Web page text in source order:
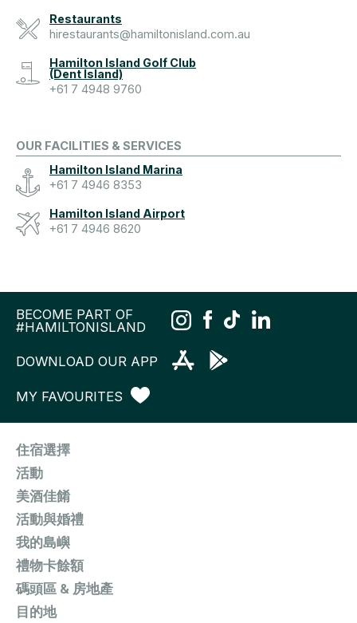
Restaurants
hirestaurants@hamiltonisland.com.au
Hamilton Island Golf Club
(Dent Island)
+61 7 4948 9760
OUR FACILITIES & SERVICES
Hamilton Island Marina
+61 7 4946 8353
Hamilton Island Airport
+61 7 4946 8620
BECOME PART OF
#HAMILTONISLAND
DOWNLOAD OUR APP
MY FAVOURITES
住宿選擇
活動
美酒佳餚
活動與婚禮
我的島嶼
禮物卡餘額
碼頭區 & 房地產
目的地